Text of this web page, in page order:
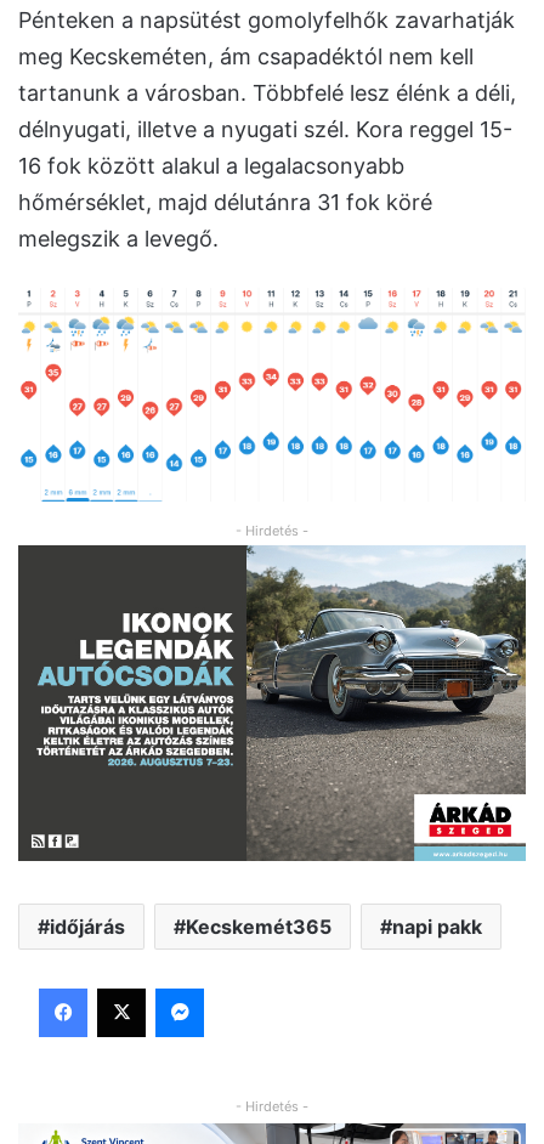
Pénteken a napsütést gomolyfelhők zavarhatják
meg Kecskeméten, ám csapadéktól nem kell
tartanunk a városban. Többfelé lesz élénk a déli,
délnyugati, illetve a nyugati szél. Kora reggel 15-
16 fok között alakul a legalacsonyabb
hőmérséklet, majd délutánra 31 fok köré
melegszik a levegő.
- Hirdetés -
időjárás Kecskemét365 napi pakk
Facebook
X Messenger
- Hirdetés -